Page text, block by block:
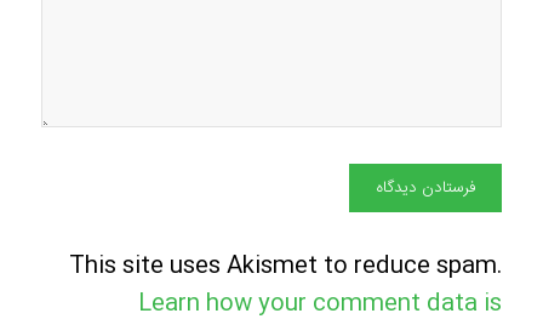
This site uses Akismet to reduce spam.
Learn how your comment data is